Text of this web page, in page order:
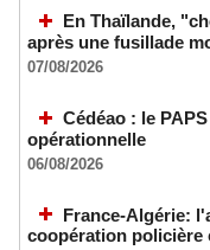
En Thaïlande,
après une fusillade
07/08/2026
Cédéao : le
opérationnelle
06/08/2026
France-Algérie:
coopération policière